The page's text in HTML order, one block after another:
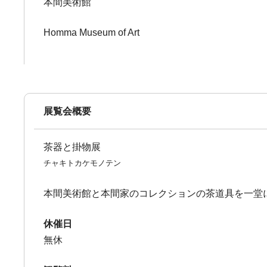
本間美術館
Homma Museum of Art
展覧会概要
茶器と掛物展
チャキトカケモノテン
本間美術館と本間家のコレクションの茶道具を一堂
休催日
無休